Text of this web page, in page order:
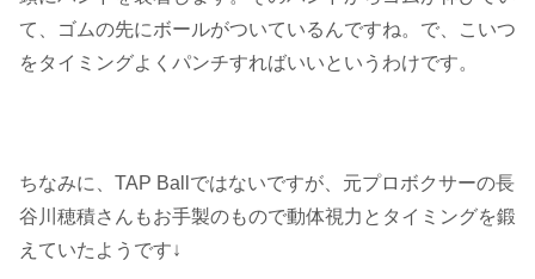
て、ゴムの先にボールがついているんですね。で、こいつ
をタイミングよくパンチすればいいというわけです。
ちなみに、TAP Ballではないですが、元プロボクサーの長
谷川穂積さんもお手製のもので動体視力とタイミングを鍛
えていたようです↓